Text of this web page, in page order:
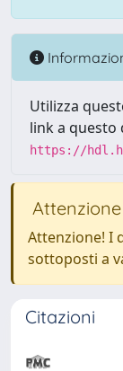
Utilizza
link a questo
https://
Attenzione
Attenzione! I
sottoposti a
Citazioni